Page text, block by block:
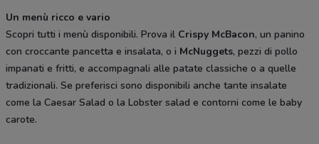
Un menù ricco e vario
Scopri tutti i menù disponibili. Prova il Crispy McBacon, un panino
con croccante pancetta e insalata, o i McNuggets, pezzi di pollo
impanati e fritti, e accompagnali alle patate classiche o a quelle
tradizionali. Se preferisci sono disponibili anche tante insalate
come la Caesar Salad o la Lobster salad e contorni come le baby
carote.